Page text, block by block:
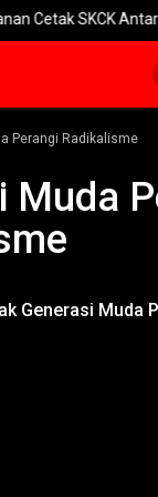
SKCK Antar ke
Perangi Radikalisme
Muda
Generasi Muda